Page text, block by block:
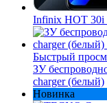
Infinix HOT 30i
Быстрый
ЗУ
charger (белый)
Новинка